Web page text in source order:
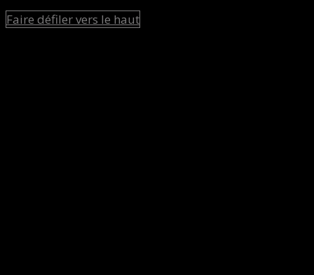
Faire défiler vers le haut